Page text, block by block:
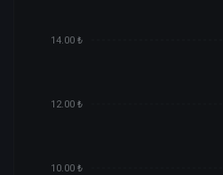
14.00 ₺
12.00 ₺
10.00 ₺